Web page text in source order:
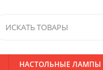
НАСТОЛЬНЫЕ ЛАМПЫ